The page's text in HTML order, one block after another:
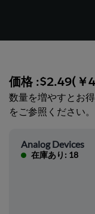
価格 :$2.49(￥
数量を増やすとお
をご参照ください。
Analog Devices
在庫あり: 18